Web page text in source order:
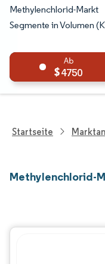
Methylenchlorid-
Segmente in Volumen
4750
Startseite
Methylenchlorid-